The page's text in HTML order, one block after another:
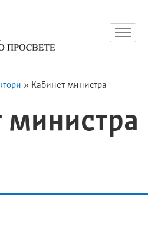
» Кабинет министра
министра